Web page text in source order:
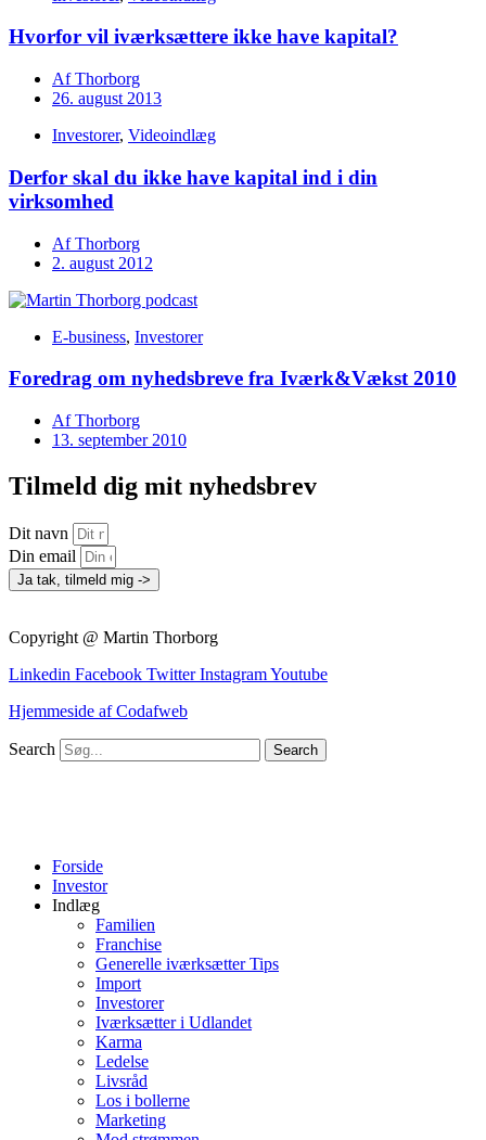
Hvorfor vil iværksættere ikke have kapital?
AfThorborg
26. august 2013
Investorer, Videoindlæg
Derfor skal du ikke have kapital ind i din
virksomhed
AfThorborg
2. august 2012
E-business, Investorer
Foredrag om nyhedsbreve fra Iværk&Vækst 2010
AfThorborg
13. september 2010
Tilmeld dig mit nyhedsbrev
Dit navn
Din email
Ja tak, tilmeld mig ->
Copyright @ Martin Thorborg
Linkedin Facebook Twitter InstagramYoutube
Hjemmeside af Codafweb
Search Search
Forside
Investor
Indlæg
Familien
Franchise
Generelle iværksætter Tips
Import
Investorer
Iværksætter i Udlandet
Karma
Ledelse
Livsråd
Los i bollerne
Marketing